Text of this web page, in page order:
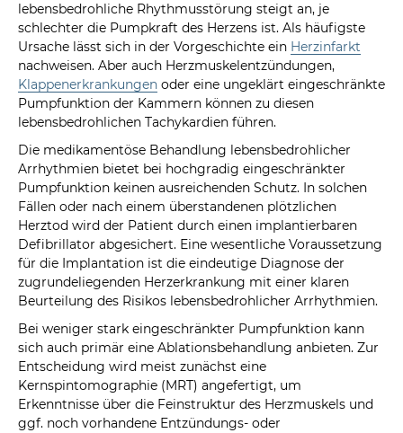
lebensbedrohliche Rhythmusstörung steigt an, je
schlechter die Pumpkraft des Herzens ist. Als häufigste
Ursache lässt sich in der Vorgeschichte ein Herzinfarkt
nachweisen. Aber auch Herzmuskelentzündungen,
Klappenerkrankungen oder eine ungeklärt eingeschränkte
Pumpfunktion der Kammern können zu diesen
lebensbedrohlichen Tachykardien führen.
Die medikamentöse Behandlung lebensbedrohlicher
Arrhythmien bietet bei hochgradig eingeschränkter
Pumpfunktion keinen ausreichenden Schutz. In solchen
Fällen oder nach einem überstandenen plötzlichen
Herztod wird der Patient durch einen implantierbaren
Defibrillator abgesichert. Eine wesentliche Voraussetzung
für die Implantation ist die eindeutige Diagnose der
zugrundeliegenden Herzerkrankung mit einer klaren
Beurteilung des Risikos lebensbedrohlicher Arrhythmien.
Bei weniger stark eingeschränkter Pumpfunktion kann
sich auch primär eine Ablationsbehandlung anbieten. Zur
Entscheidung wird meist zunächst eine
Kernspintomographie (MRT) angefertigt, um
Erkenntnisse über die Feinstruktur des Herzmuskels und
ggf. noch vorhandene Entzündungs- oder